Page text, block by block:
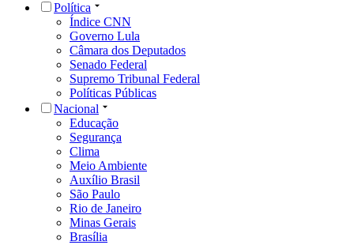
Política
Índice CNN
Governo Lula
Câmara dos Deputados
Senado Federal
Supremo Tribunal Federal
Políticas Públicas
Nacional
Educação
Segurança
Clima
Meio Ambiente
Auxílio Brasil
São Paulo
Rio de Janeiro
Minas Gerais
Brasília